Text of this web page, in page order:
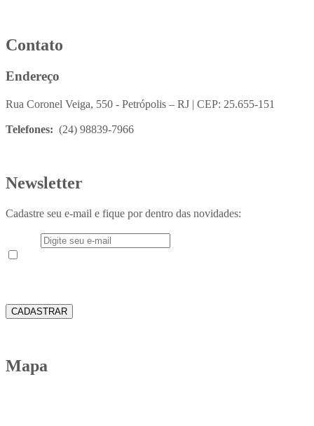
Contato
Endereço
Rua Coronel Veiga, 550 - Petrópolis – RJ | CEP: 25.655-151
Telefones: (24) 98839-7966
Newsletter
Cadastre seu e-mail e fique por dentro das novidades:
CADASTRAR
Mapa